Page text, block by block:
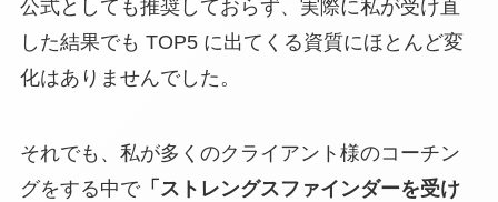
公式としても推奨しておらず、実際に私が受け直
した結果でも TOP5 に出てくる資質にほとんど変
化はありませんでした。
それでも、私が多くのクライアント様のコーチン
グをする中で「ストレングスファインダーを受け